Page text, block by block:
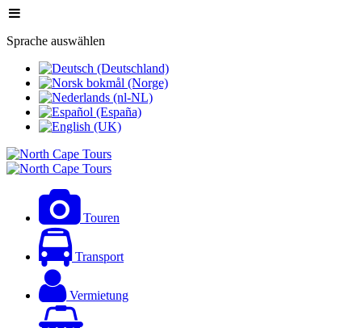
Sprache auswählen
Touren
Transport
Vermietung